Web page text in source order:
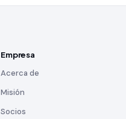
Empresa
Acerca de
Misión
Socios